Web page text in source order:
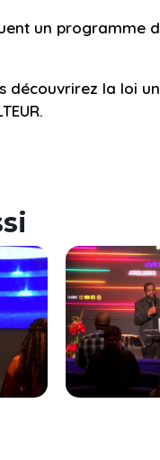
un programme
découvrirez la loi